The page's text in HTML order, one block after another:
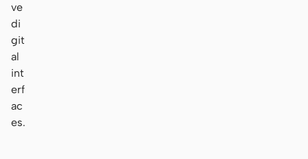
ve
di
git
al
int
erf
ac
es.